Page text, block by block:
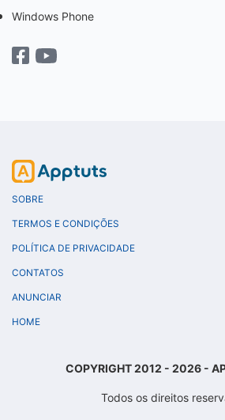
Windows Phone
SOBRE
TERMOS E CONDIÇÕES
POLÍTICA DE PRIVACIDADE
CONTATOS
ANUNCIAR
HOME
COPYRIGHT 2012 - 2026 -
Todos os direitos